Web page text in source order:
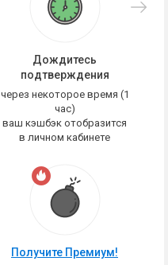
Дождитесь
подтверждения
через некоторое время (1
час)
ваш кэшбэк отобразится
в личном кабинете
Получите Премиум!